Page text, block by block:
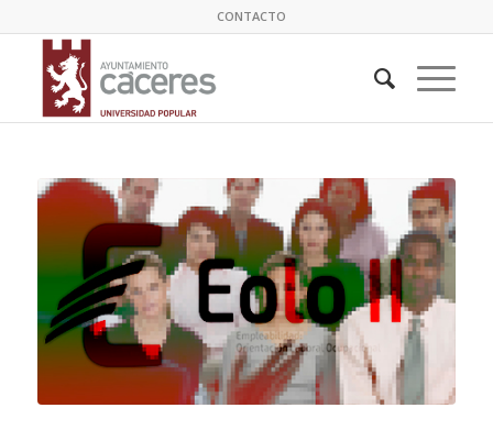
CONTACTO